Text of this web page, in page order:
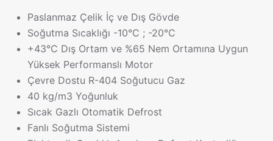
Paslanmaz Çelik İç ve Dış Gövde
Soğutma Sıcaklığı -10°C ; -20°C
+43°C Dış Ortam ve %65 Nem Ortamına Uygun
Yüksek Performanslı Motor
Çevre Dostu R-404 Soğutucu Gaz
40 kg/m3 Yoğunluk
Sıcak Gazlı Otomatik Defrost
Fanlı Soğutma Sistemi